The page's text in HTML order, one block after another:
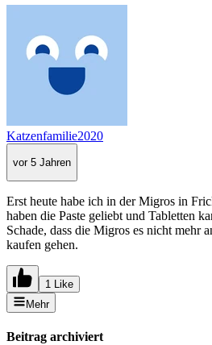
Katzenfamilie2020
vor 5 Jahren
Erst heute habe ich in der Migros in
haben die Paste geliebt und Tabletten
Schade, dass die Migros es nicht mehr
kaufen gehen.
1 Like
Mehr
Beitrag archiviert